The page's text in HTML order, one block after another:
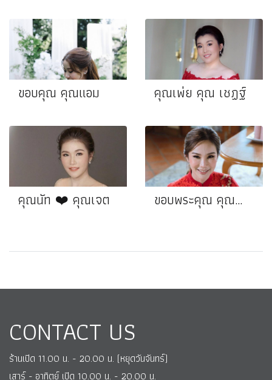
ขอบคุณ คุณแอม คุณเพ่ย คุณ เชฏฐ์
คุณนัท ❤️ คุณเจต ขอบพระคุณ คุณน้ำตาล ❤️ คุณกอล์ฟ
CONTACT US
ร้านเปิด 11.00 น. - 20.00 น. (หยุดวันจันทร์)
เสาร์ - อาทิตย์ เปิด 10.00 น. - 20.00 น.